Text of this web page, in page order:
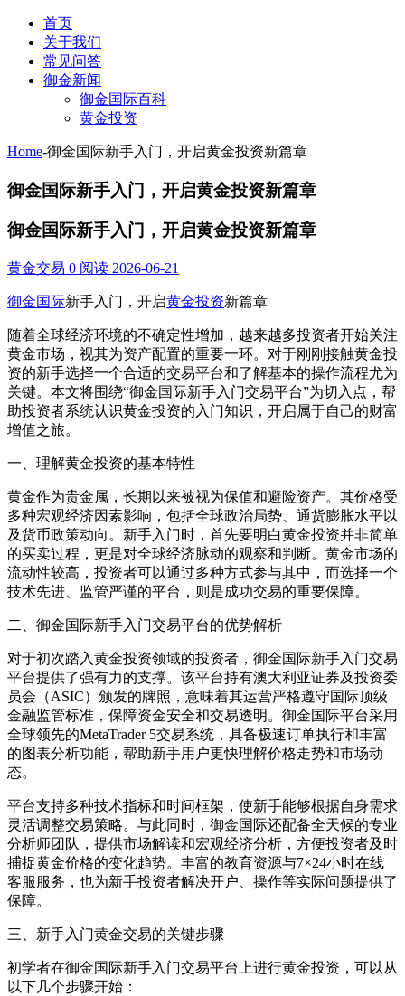
首页
关于我们
常见问答
御金新闻
御金国际百科
黄金投资
Home-御金国际新手入门，开启黄金投资新篇章
御金国际新手入门，开启黄金投资新篇章
御金国际新手入门，开启黄金投资新篇章
黄金交易 0 阅读 2026-06-21
御金国际新手入门，开启黄金投资新篇章
随着全球经济环境的不确定性增加，越来越多投资者开始关注
黄金市场，视其为资产配置的重要一环。对于刚刚接触黄金投
资的新手选择一个合适的交易平台和了解基本的操作流程尤为
关键。本文将围绕“御金国际新手入门交易平台”为切入点，帮
助投资者系统认识黄金投资的入门知识，开启属于自己的财富
增值之旅。
一、理解黄金投资的基本特性
黄金作为贵金属，长期以来被视为保值和避险资产。其价格受
多种宏观经济因素影响，包括全球政治局势、通货膨胀水平以
及货币政策动向。新手入门时，首先要明白黄金投资并非简单
的买卖过程，更是对全球经济脉动的观察和判断。黄金市场的
流动性较高，投资者可以通过多种方式参与其中，而选择一个
技术先进、监管严谨的平台，则是成功交易的重要保障。
二、御金国际新手入门交易平台的优势解析
对于初次踏入黄金投资领域的投资者，御金国际新手入门交易
平台提供了强有力的支撑。该平台持有澳大利亚证券及投资委
员会（ASIC）颁发的牌照，意味着其运营严格遵守国际顶级
金融监管标准，保障资金安全和交易透明。御金国际平台采用
全球领先的MetaTrader 5交易系统，具备极速订单执行和丰富
的图表分析功能，帮助新手用户更快理解价格走势和市场动
态。
平台支持多种技术指标和时间框架，使新手能够根据自身需求
灵活调整交易策略。与此同时，御金国际还配备全天候的专业
分析师团队，提供市场解读和宏观经济分析，方便投资者及时
捕捉黄金价格的变化趋势。丰富的教育资源与7×24小时在线
客服服务，也为新手投资者解决开户、操作等实际问题提供了
保障。
三、新手入门黄金交易的关键步骤
初学者在御金国际新手入门交易平台上进行黄金投资，可以从
以下几个步骤开始：